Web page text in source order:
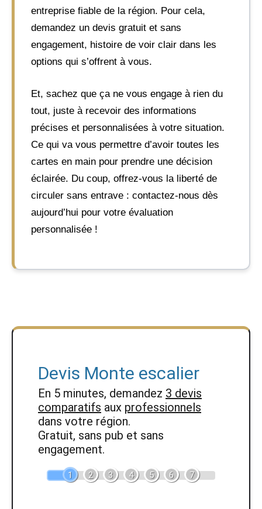
entreprise fiable de la région. Pour cela,
demandez un devis gratuit et sans
engagement, histoire de voir clair dans les
options qui s’offrent à vous.
Et, sachez que ça ne vous engage à rien du
tout, juste à recevoir des informations
précises et personnalisées à votre situation.
Ce qui va vous permettre d’avoir toutes les
cartes en main pour prendre une décision
éclairée. Du coup, offrez-vous la liberté de
circuler sans entrave : contactez-nous dès
aujourd’hui pour votre évaluation
personnalisée !
Devis Monte escalier
En 5 minutes, demandez 3 devis
comparatifs aux professionnels
dans votre région.
Gratuit, sans pub et sans
engagement.
1 2 3 4 5 6 7